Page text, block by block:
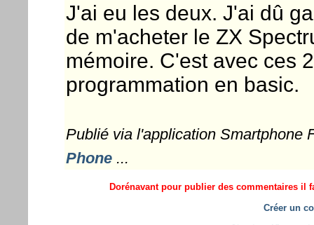
J'ai eu les deux. J'ai dû
de m'acheter le ZX
mémoire. C'est avec ces
programmation en basic.
Publié via l'application Smartphone
Phone...
Dorénavant pour publier des commentaires il
Créer un